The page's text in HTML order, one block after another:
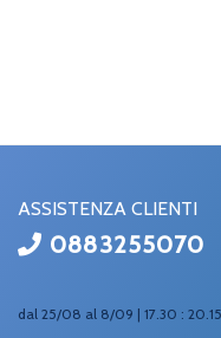
ASSISTENZA CLIENTI
0883255070
dal 25/08 al 8/09 | 17.30 : 20.15